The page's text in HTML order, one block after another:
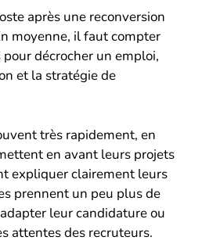
après une reconversion
moyenne, il faut compter
décrocher un emploi,
et la stratégie de
très rapidement, en
en avant leurs projets
expliquer clairement leurs
prennent un peu plus de
leur candidature ou
attentes des recruteurs.